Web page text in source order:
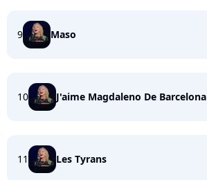
9 Maso
10 J'aime Magdaleno De Barcelona
11 Les Tyrans